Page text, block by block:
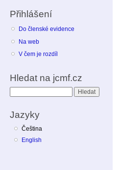
Přihlášení
Do členské evidence
Na web
V čem je rozdíl
Hledat na jcmf.cz
Jazyky
Čeština
English